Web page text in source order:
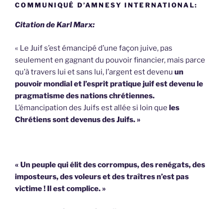
COMMUNIQUÉ D’AMNESY INTERNATIONAL:
Citation de Karl Marx:
« Le Juif s’est émancipé d’une façon juive, pas
seulement en gagnant du pouvoir financier, mais parce
qu’à travers lui et sans lui, l’argent est devenu un
pouvoir mondial et l’esprit pratique juif est devenu le
pragmatisme des nations chrétiennes.
L’émancipation des Juifs est allée si loin que les
Chrétiens sont devenus des Juifs. »
« Un peuple qui élit des corrompus, des renégats, des
imposteurs, des voleurs et des traîtres n’est pas
victime ! Il est complice. »